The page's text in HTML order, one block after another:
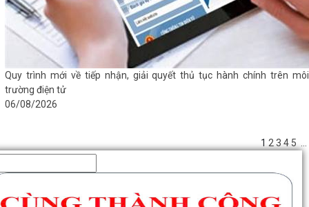
Quy trình mới về tiếp nhận, giải quyết thủ tục hành chính trên môi
trường điện tử
06/08/2026
1 23 45